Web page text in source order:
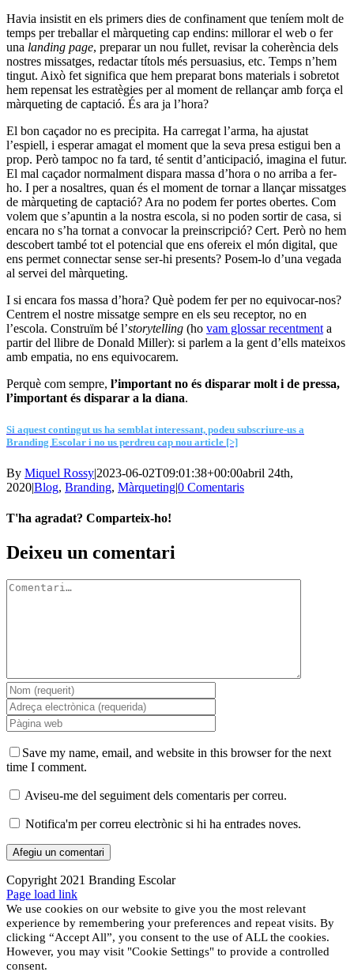
Havia insistit en els primers dies de confinament que teníem molt de
temps per treballar el màrqueting cap endins: millorar el web o fer
una landing page, preparar un nou fullet, revisar la coherència dels
nostres missatges, redactar títols més persuasius, etc. Temps n’hem
tingut. Això fet significa que hem preparat bons materials i sobretot
hem repensat les estratègies per al moment de rellançar amb força el
màrqueting de captació. És ara ja l’hora?
El bon caçador no es precipita. Ha carregat l’arma, ha ajustat
l’espiell, i esperar amagat el moment que la seva presa estigui ben a
prop. Però tampoc no fa tard, té sentit d’anticipació, imagina el futur.
El mal caçador normalment dispara massa d’hora o no arriba a fer-
ho. I per a nosaltres, quan és el moment de tornar a llançar missatges
de màrqueting de captació? Ara no podem fer portes obertes. Com
volem que s’apuntin a la nostra escola, si no poden sortir de casa, si
encara no s’ha tornat a convocar la preinscripció? Cert. Però no hem
descobert també tot el potencial que ens ofereix el món digital, que
ens permet connectar sense ser-hi presents? Posem-lo d’una vegada
al servei del màrqueting.
I si encara fos massa d’hora? Què podem fer per no equivocar-nos?
Centrem el nostre missatge sempre en els seu receptor, no en
l’escola. Construïm bé l’storytelling (ho vam glossar recentmenta
partir del llibre de Donald Miller): si parlem a la gent d’ells mateixos
amb empatia, no ens equivocarem.
Perquè com sempre, l’important no és disparar molt i de pressa,
l’important és disparar a la diana.
Si aquest contingut us ha semblat interessant, podeu subscriure-us a
Branding Escolar i no us perdreu cap nou article [>]
By Miquel Rossy|2023-06-02T09:01:38+00:00abril 24th,
2020|Blog, Branding, Màrqueting|0 Comentaris
T'ha agradat? Comparteix-ho!
Facebook
X
LinkedIn
WhatsApp
Telegram
Email:
Deixeu un comentari
Comment
Save my name, email, and website in this browser for the next
time I comment.
Aviseu-me del seguiment dels comentaris per correu.
Notifica'm per correu electrònic si hi ha entrades noves.
Copyright 2021 Branding Escolar
X
Instagram
LinkedIn
YouTube
Email:
Facebook
Page load link
We use cookies on our website to give you the most relevant
experience by remembering your preferences and repeat visits. By
clicking “Accept All”, you consent to the use of ALL the cookies.
However, you may visit "Cookie Settings" to provide a controlled
consent.